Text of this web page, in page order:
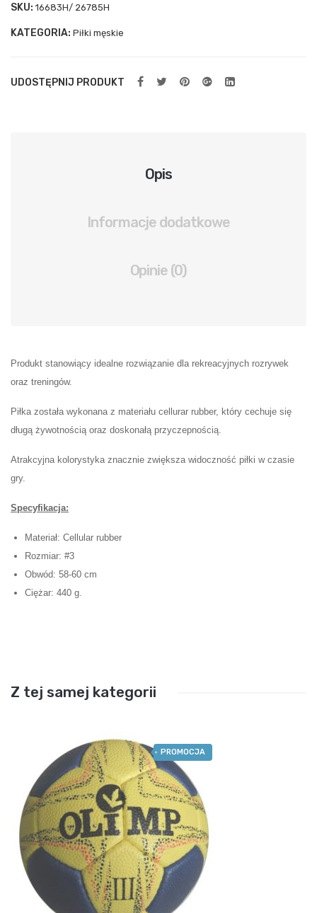
SKU: 16683H/ 26785H
KATEGORIA: Piłki męskie
UDOSTĘPNIJ PRODUKT
Opis
Informacje dodatkowe
Opinie (0)
Produkt stanowiący idealne rozwiązanie dla rekreacyjnych rozrywek
oraz treningów.
Piłka została wykonana z materiału cellurar rubber, który cechuje się
długą żywotnością oraz doskonałą przyczepnością.
Atrakcyjna kolorystyka znacznie zwiększa widoczność piłki w czasie
gry.
Specyfikacja:
Materiał: Cellular rubber
Rozmiar: #3
Obwód: 58-60 cm
Ciężar: 440 g.
Z tej samej kategorii
PROMOCJA